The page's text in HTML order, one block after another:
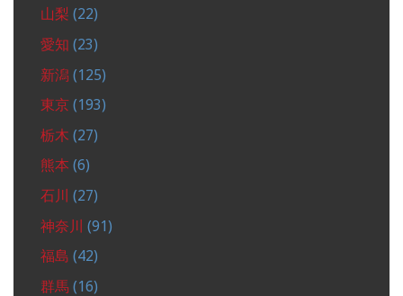
山梨 (22)
愛知 (23)
新潟 (125)
東京 (193)
栃木 (27)
熊本 (6)
石川 (27)
神奈川 (91)
福島 (42)
群馬 (16)